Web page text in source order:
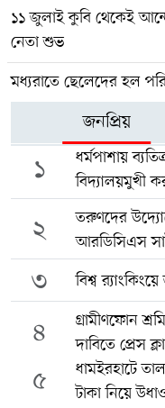
১১ জুলাই কুবি থেকেই
নেতা শুভ
মধ্যরাতে ছেলেদের হল
জনপ্রিয়
১
ধর্মপাশায়
বিদ্যালয়মুখী
২
তরুণদের
আরডিসিএস
৩ বিশ্ব
৪
গ্রামীণফোন
দাবিতে প্রেস
৫
ধামইরহাটে
টাকা নিয়ে